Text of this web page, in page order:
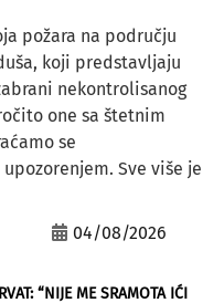
požara na području
koji predstavljaju
nekontrolisanog
one sa štetnim
se
Sve više je
04/08/2026
“NIJE ME SRAMOTA IĆI